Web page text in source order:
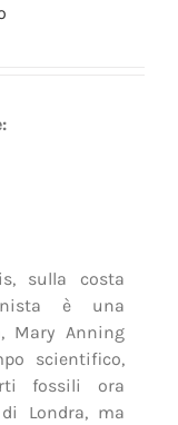
sulla costa
è una
Mary Anning
scientifico,
fossili ora
Londra, ma